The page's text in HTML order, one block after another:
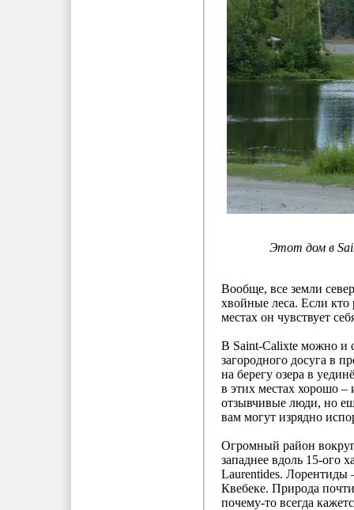
Этот дом в
Вообще, все земли
хвойные леса. Если кто
местах он чувствует
В Saint-Calixte можно и
загородного досуга в
на берегу озера в
в этих местах хорошо
отзывчивые люди, но
вам могут изрядно
Огромный район
западнее вдоль 15-ого
Laurentides. Лорентиды
Квебеке. Природа
почему-то всегда